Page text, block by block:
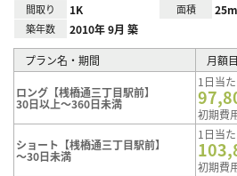
間取り 1K 面積
築年数 2010年 9月 築
プラン名・期間 月額
ロング【桟橋通三丁目駅前】
30日以上～360日未満
1日当
初期費
ショート【桟橋通三丁目駅前】
～30日未満
1日当
初期費